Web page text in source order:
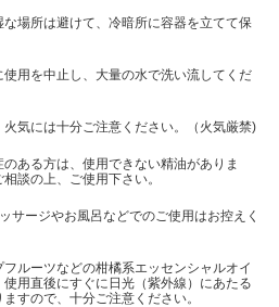
場所は避けて、冷暗所に容器を立てて保
用を中止し、大量の水で洗い流してくだ
気には十分ご注意ください。（火気厳禁)
ある方は、使用できない精油がありま
談の上、ご使用下さい。
サージやお風呂などでのご使用はお控えく
ルーツなどの柑橘系エッセンシャルオイ
用直後にすぐに日光（紫外線）にあたる
すので、十分ご注意ください。